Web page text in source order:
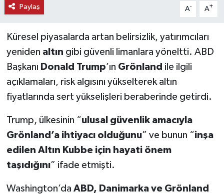
Paylaş A- A+
Küresel piyasalarda artan belirsizlik, yatırımcıları
yeniden altın gibi güvenli limanlara yöneltti. ABD
Başkanı Donald Trump’ın Grönland ile ilgili
açıklamaları, risk algısını yükselterek altın
fiyatlarında sert yükselişleri beraberinde getirdi.
Trump, ülkesinin “ulusal güvenlik amacıyla
Grönland’a ihtiyacı olduğunu” ve bunun “inşa
edilen Altın Kubbe için hayati önem
taşıdığını” ifade etmişti.
Washington’da ABD, Danimarka ve Grönland
TİCARET
YAŞAM